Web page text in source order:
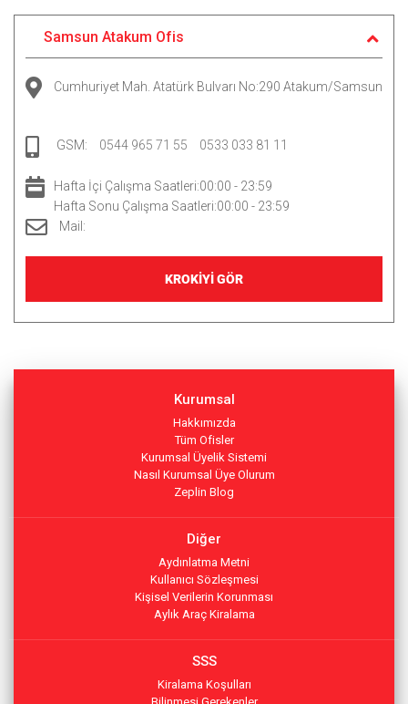
Samsun Atakum Ofis
Cumhuriyet Mah. Atatürk Bulvarı No:290 Atakum/Samsun
GSM: 0544 965 71 55 0533 033 81 11
Hafta İçi Çalışma Saatleri:00:00 - 23:59
Hafta Sonu Çalışma Saatleri:00:00 - 23:59
Mail:
KROKİYİ GÖR
Kurumsal
Hakkımızda
Tüm Ofisler
Kurumsal Üyelik Sistemi
Nasıl Kurumsal Üye Olurum
Zeplin Blog
Diğer
Aydınlatma Metni
Kullanıcı Sözleşmesi
Kişisel Verilerin Korunması
Aylık Araç Kiralama
SSS
Kiralama Koşulları